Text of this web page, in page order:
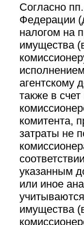
Согласно
Федерации
налогом на
имущества
агентскому
также в
комитента,
затраты не
указанным
или иное
имущества